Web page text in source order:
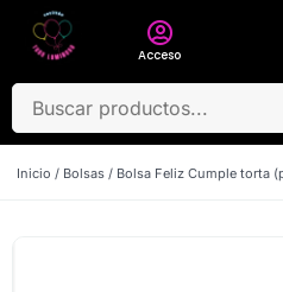
Acceso
Inicio / Bolsas / Bolsa Feliz Cumple torta